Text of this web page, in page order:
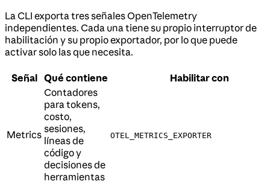
La CLI exporta tres señales OpenTelemetry
independientes. Cada una tiene su propio interruptor de
habilitación y su propio exportador, por lo que puede
activar solo las que necesita.
Señal Qué contiene Habilitar con
Metrics
Contadores
para tokens,
costo,
sesiones,
líneas de
código y
decisiones de
herramientas
OTEL_METRICS_EXPORTER